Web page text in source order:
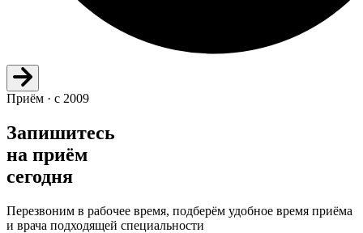
Приём · с 2009
Запишитесь
на приём
сегодня
Перезвоним в рабочее время, подберём удобное время приёма
и врача подходящей специальности